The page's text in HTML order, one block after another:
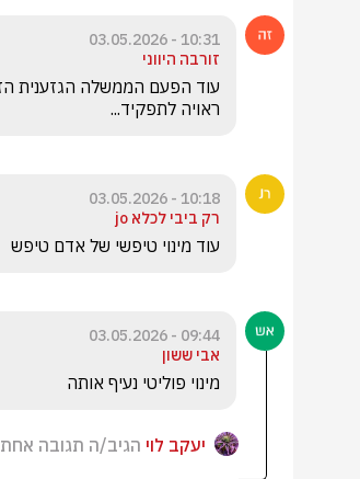
10:31 - 03.05.2026
זורבה היווני
ראויה לתפקיד...
10:18 - 03.05.2026
רק ביבי לכלא jo
עוד מינוי טיפשי של אדם טיפש
09:44 - 03.05.2026
אבי ששון
מינוי פוליטי נעיף אותה
יעקב לוי הגיב/ה תגובה אחת